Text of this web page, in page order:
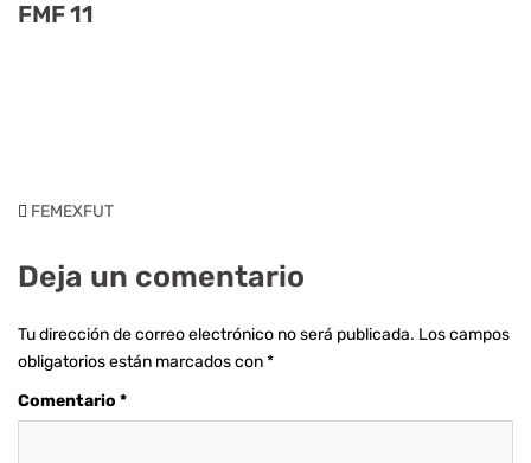
FMF 11
FEMEXFUT
Deja un comentario
Tu dirección de correo electrónico no será publicada. Los campos
obligatorios están marcados con*
Comentario *